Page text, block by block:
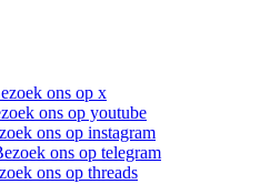
ons op x
ons op youtube
ons op instagram
ons op telegram
ons op threads